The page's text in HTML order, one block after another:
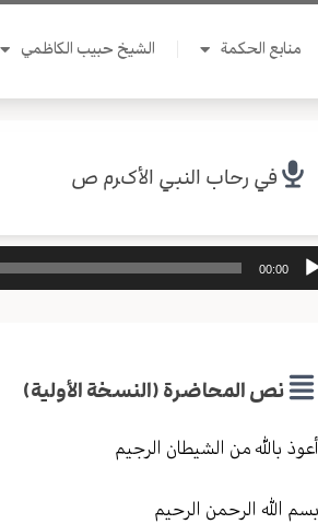
منابع الحكمة الشيخ حبيب الكاظمي
في رحاب النبي الأكرم ص
00:00
نص المحاضرة (النسخة الأولية)
أعوذ بالله من الشيطان الرجيم
بسم الله الرحمن الرحيم